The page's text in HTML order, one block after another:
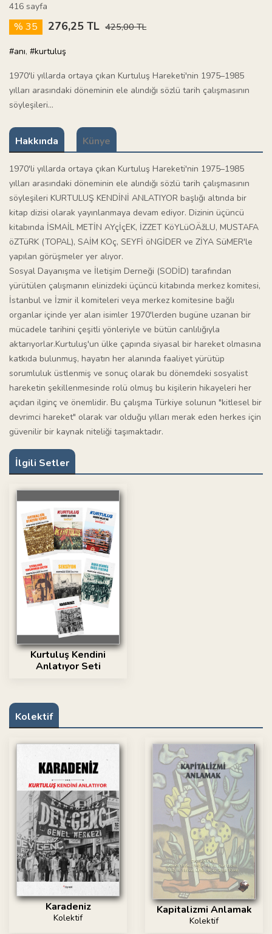
416 sayfa
% 35 276,25 TL 425,00 TL
#anı, #kurtuluş
1970'li yıllarda ortaya çıkan Kurtuluş Hareketi'nin 1975–1985
yılları arasındaki döneminin ele alındığı sözlü tarih çalışmasının
söyleşileri...
Hakkında Künye
1970'li yıllarda ortaya çıkan Kurtuluş Hareketi'nin 1975–1985
yılları arasındaki döneminin ele alındığı sözlü tarih çalışmasının
söyleşileri KURTULUŞ KENDİNİ ANLATIYOR başlığı altında bir
kitap dizisi olarak yayınlanmaya devam ediyor. Dizinin üçüncü
kitabında İSMAİL METİN AYçİçEK, İZZET KöYLüOÄžLU, MUSTAFA
öZTüRK (TOPAL), SAİM KOç, SEYFİ öNGİDER ve ZİYA SüMER'le
yapılan görüşmeler yer alıyor.
Sosyal Dayanışma ve İletişim Derneği (SODİD) tarafından
yürütülen çalışmanın elinizdeki üçüncü kitabında merkez komitesi,
İstanbul ve İzmir il komiteleri veya merkez komitesine bağlı
organlar içinde yer alan isimler 1970'lerden bugüne uzanan bir
mücadele tarihini çeşitli yönleriyle ve bütün canlılığıyla
aktarıyorlar.Kurtuluş'un ülke çapında siyasal bir hareket olmasına
katkıda bulunmuş, hayatın her alanında faaliyet yürütüp
sorumluluk üstlenmiş ve sonuç olarak bu dönemdeki sosyalist
hareketin şekillenmesinde rolü olmuş bu kişilerin hikayeleri her
açıdan ilginç ve önemlidir. Bu çalışma Türkiye solunun "kitlesel bir
devrimci hareket" olarak var olduğu yılları merak eden herkes için
güvenilir bir kaynak niteliği taşımaktadır.
İlgili Setler
Kurtuluş Kendini
Anlatıyor Seti
Kolektif
Karadeniz
Kolektif
Kapitalizmi Anlamak
Kolektif